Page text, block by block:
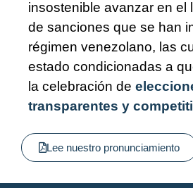
insostenible avanzar en el
de sanciones que se han
régimen venezolano, las
estado condicionadas a
la celebración de
transparentes y
Lee nuestro pronunciamiento